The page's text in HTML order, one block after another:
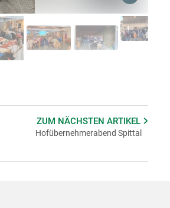
to main content
ZUM NÄCHSTENARTIKEL
Hofübernehmerabend Spittal